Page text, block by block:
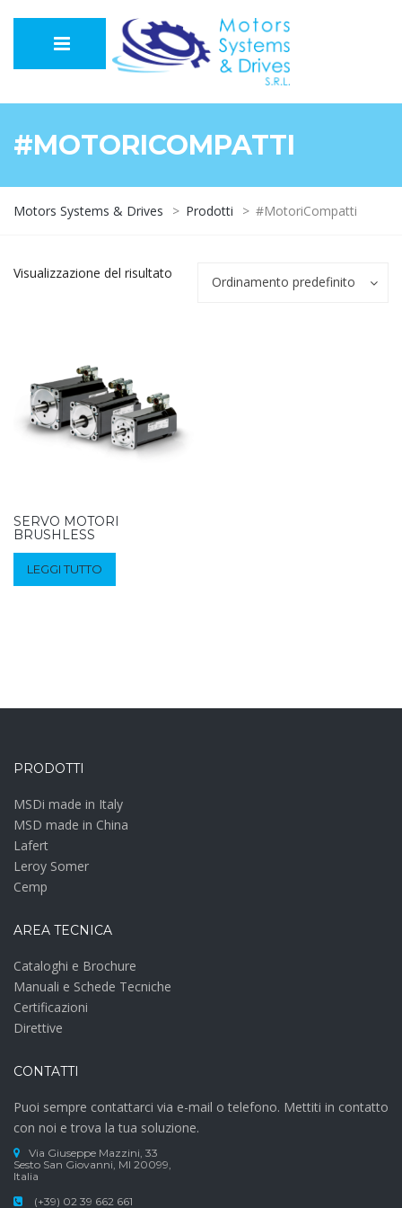
#MOTORICOMPATTI
Motors Systems & Drives > Prodotti > #MotoriCompatti
Visualizzazione del risultato
Ordinamento predefinito
SERVO MOTORI
BRUSHLESS
LEGGI TUTTO
PRODOTTI
MSDi made in Italy
MSD made in China
Lafert
Leroy Somer
Cemp
AREA TECNICA
Cataloghi e Brochure
Manuali e Schede Tecniche
Certificazioni
Direttive
CONTATTI
Puoi sempre contattarci via e-mail o telefono. Mettiti in contatto
con noi e trova la tua soluzione.
Via Giuseppe Mazzini, 33
Sesto San Giovanni, MI 20099,
Italia
(+39) 02 39 662 661